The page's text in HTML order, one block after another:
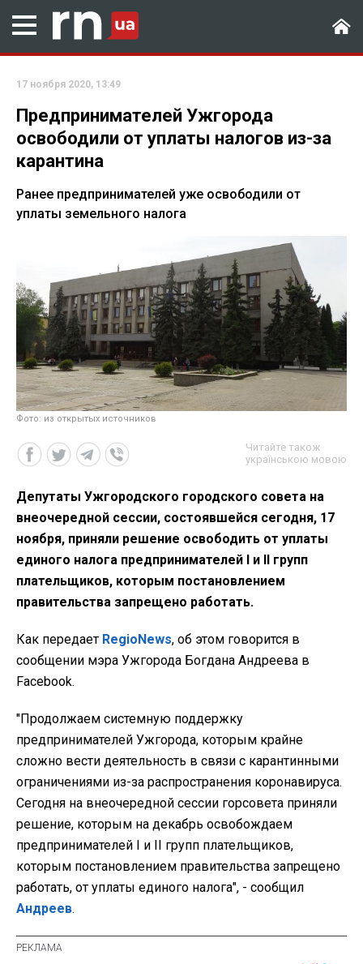
17 ноября 2020, 13:49
Предпринимателей Ужгорода
освободили от уплаты налогов из-за
карантина
Ранее предпринимателей уже освободили от
уплаты земельного налога
Фото: из открытых источников
Читайте також
українською мовою
Депутаты Ужгородского городского совета на
внеочередной сессии, состоявшейся сегодня, 17
ноября, приняли решение освободить от уплаты
единого налога предпринимателей І и II групп
плательщиков, которым постановлением
правительства запрещено работать.
Как передает RegioNews, об этом говорится в
сообщении мэра Ужгорода Богдана Андреева в
Facebook.
"Продолжаем системную поддержку
предпринимателей Ужгорода, которым крайне
сложно вести деятельность в связи с карантинными
ограничениями из-за распространения коронавируса.
Сегодня на внеочередной сессии горсовета приняли
решение, которым на декабрь освобождаем
предпринимателей I и II групп плательщиков,
которым постановлением правительства запрещено
работать, от уплаты единого налога", - сообщил
Андреев.